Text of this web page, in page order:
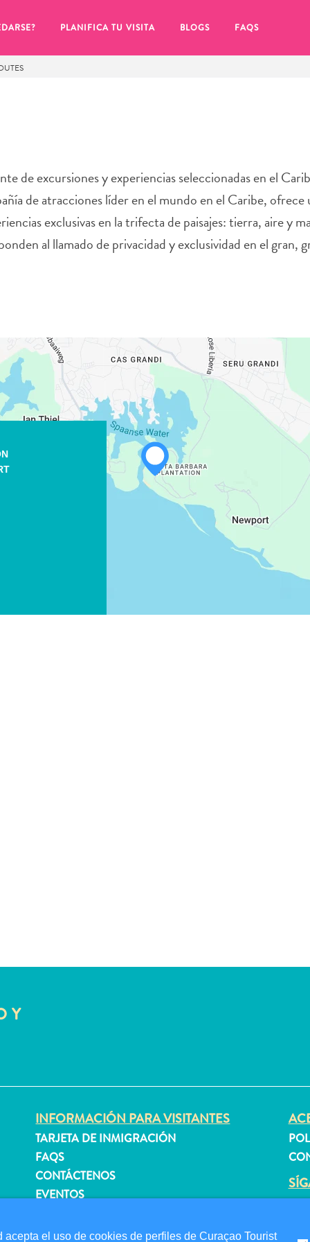
PLANIFICA TU VISITA BLOGS FAQS
de excursiones y experiencias seleccionadas en el
de atracciones líder en el mundo en el Caribe, ofrece
exclusivas en la trifecta de paisajes: tierra, aire y
al llamado de privacidad y exclusividad en el gran,
Y
INFORMACIÓN PARA VISITANTES
TARJETA DE INMIGRACIÓN
FAQS
CONTÁCTENOS
EVENTOS
el uso de cookies de perfiles de Curaçao Tourist